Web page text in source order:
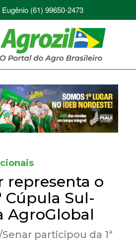
(61) 99650-2473
representa o
Cúpula Sul-
AgroGlobal
participou da 1ª